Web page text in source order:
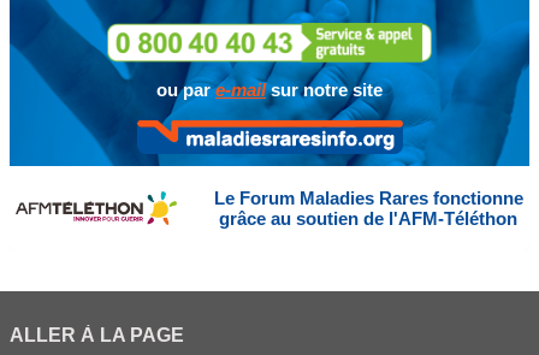
ou pare-mailsur notre site
Le Forum Maladies Rares fonctionne
grâce au soutien de l'AFM-Téléthon
ALLER À LA PAGE